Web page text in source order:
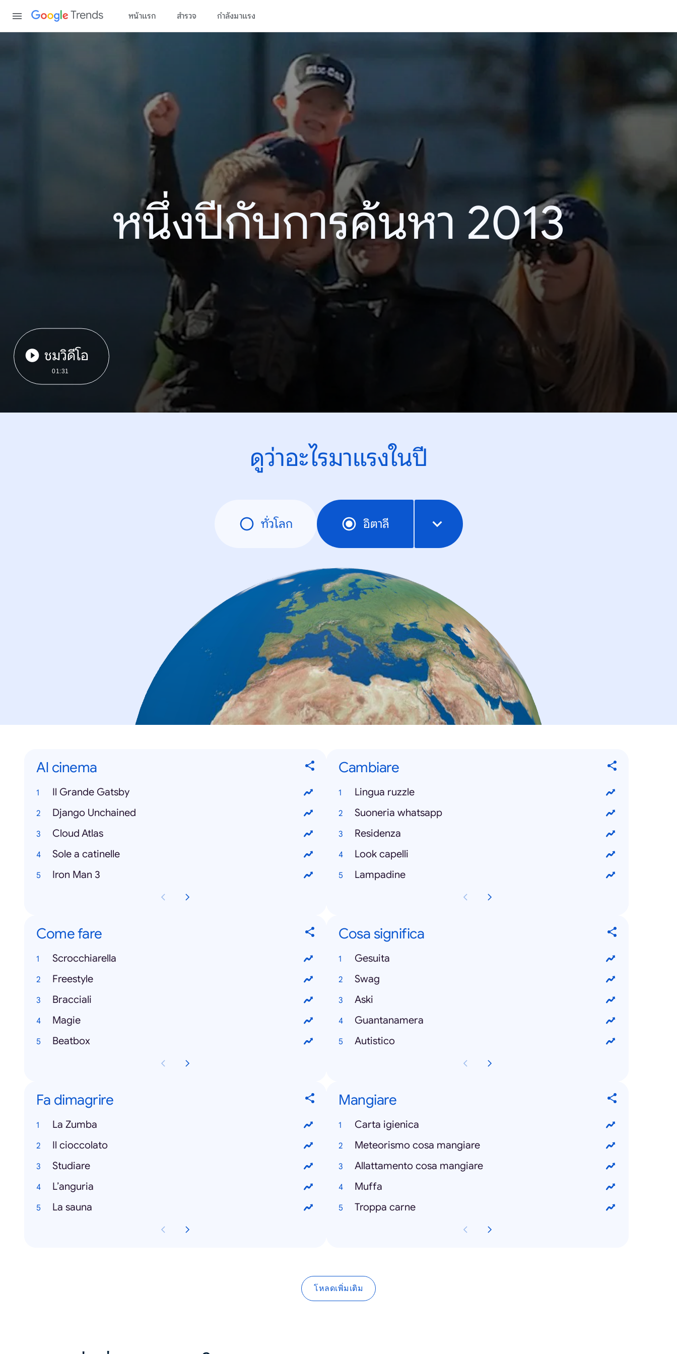
Trends หน้าแรก สำรวจ กำลังมาแรง
หนึ่งปีกับการค้นหา 2013
ชมวิดีโอ
01:31
ดูว่าอะไรมาแรงในปี
ทั่วโลก อิตาลี
Al cinema
Il Grande Gatsby
Django Unchained
Cloud Atlas
Sole a catinelle
Iron Man 3
Cambiare
Lingua ruzzle
Suoneria whatsapp
Residenza
Look capelli
Lampadine
Come fare
Scrocchiarella
Freestyle
Bracciali
Magie
Beatbox
Cosa significa
Gesuita
Swag
Aski
Guantanamera
Autistico
Fa dimagrire
La Zumba
Il cioccolato
Studiare
L’anguria
La sauna
Mangiare
Carta igienica
Meteorismo cosa mangiare
Allattamento cosa mangiare
Muffa
Troppa carne
โหลดเพิ่มเติม